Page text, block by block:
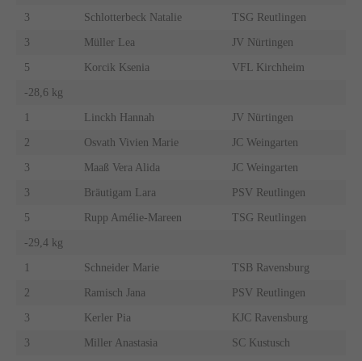
3 Schlotterbeck Natalie TSG Reutlingen
3 Müller Lea JV Nürtingen
5 Korcik Ksenia VFL Kirchheim
-28,6 kg
1 Linckh Hannah JV Nürtingen
2 Osvath Vivien Marie JC Weingarten
3 Maaß Vera Alida JC Weingarten
3 Bräutigam Lara PSV Reutlingen
5 Rupp Amélie-Mareen TSG Reutlingen
-29,4 kg
1 Schneider Marie TSB Ravensburg
2 Ramisch Jana PSV Reutlingen
3 Kerler Pia KJC Ravensburg
3 Miller Anastasia SC Kustusch